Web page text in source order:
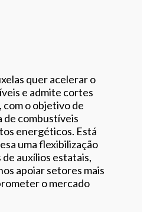
quer acelerar o
e admite cortes
o objetivo de
de combustíveis
energéticos. Está
uma flexibilização
auxílios estatais,
apoiar setores mais
o mercado